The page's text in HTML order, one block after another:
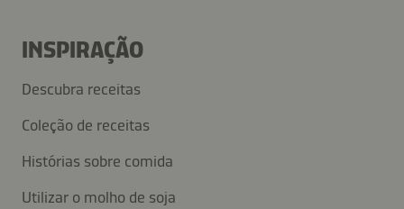
INSPIRAÇÃO
Descubra receitas
Coleção de receitas
Histórias sobre comida
Utilizar o molho de soja